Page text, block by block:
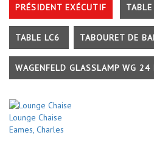
PRÉSIDENT EXÉCUTIF
TABLE LC6 TABOURET DE
WAGENFELD GLASSLAMP WG 24
Lounge Chaise
Eames, Charles